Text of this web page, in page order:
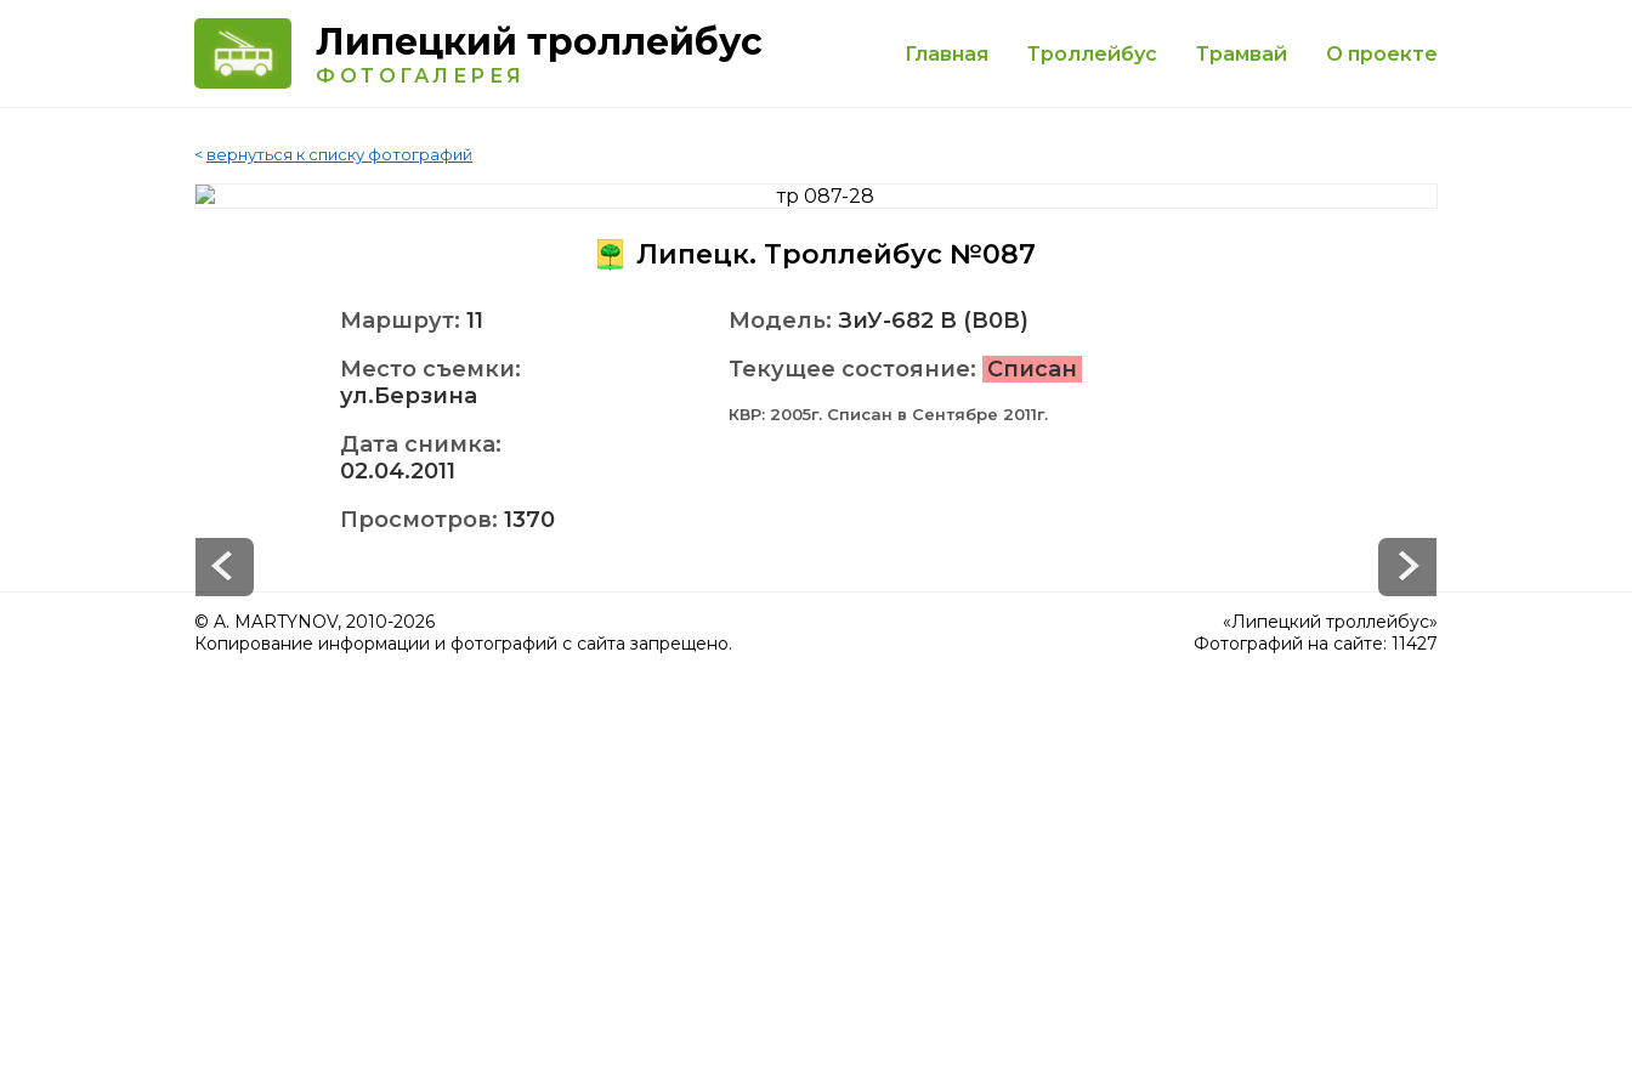
Липецкий троллейбус
ФОТОГАЛЕРЕЯ
Главная Троллейбус Трамвай О проекте
< вернуться к списку фотографий
Липецк. Троллейбус №087
Маршрут: 11
Место съемки:
ул.Берзина
Дата снимка:
02.04.2011
Просмотров: 1370
Модель: ЗиУ-682 В (В0В)
Текущее состояние: Списан
КВР: 2005г. Списан в Сентябре 2011г.
© A. MARTYNOV, 2010-2026
Копирование информации и фотографий с сайта запрещено.
«Липецкий троллейбус»
Фотографий на сайте: 11427